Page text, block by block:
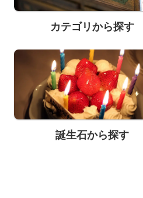
カテゴリから探す
誕生石から探す